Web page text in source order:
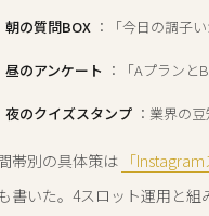
朝の質問BOX ：「今日の調子
昼のアンケート ：「Aプラン
夜のクイズスタンプ ：業界の
帯別の具体策は 「
書いた。4スロット運用と組